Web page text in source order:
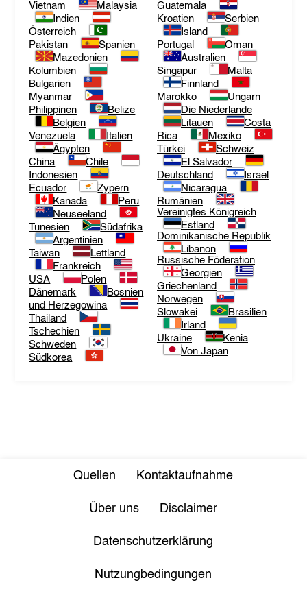
Vietnam
Malaysia
Indien
Österreich
Pakistan
Spanien
Mazedonien
Kolumbien
Bulgarien
Myanmar
Philippinen
Belize
Belgien
Venezuela
Italien
Ägypten
China
Chile
Indonesien
Ecuador
Zypern
Kanada
Peru
Neuseeland
Tunesien
Südafrika
Argentinien
Taiwan
Lettland
Frankreich
USA
Polen
Dänemark
Bosnien
und Herzegowina
Thailand
Tschechien
Schweden
Südkorea
Guatemala
Kroatien
Serbien
Island
Portugal
Oman
Australien
Singapur
Malta
Finnland
Marokko
Ungarn
Die Niederlande
Litauen
Costa
Rica
Mexiko
Türkei
Schweiz
El Salvador
Deutschland
Israel
Nicaragua
Rumänien
Vereinigtes Königreich
Estland
Dominikanische Republik
Libanon
Russische Föderation
Georgien
Griechenland
Norwegen
Slowakei
Brasilien
Irland
Ukraine
Kenia
Von Japan
Quellen Kontaktaufnahme
Über uns Disclaimer
Datenschutzerklärung
Nutzungbedingungen